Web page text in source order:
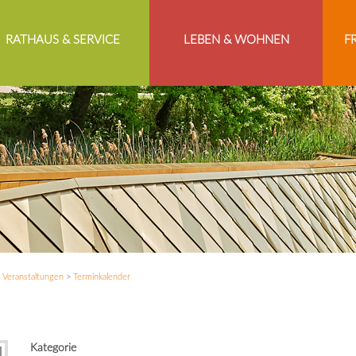
RATHAUS & SERVICE LEBEN & WOHNEN
Veranstaltungen> Terminkalender
Kategorie